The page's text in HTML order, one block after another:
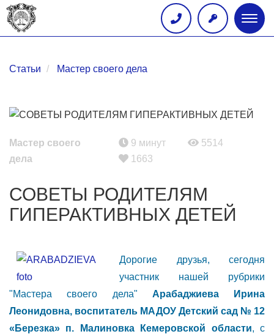
меню
Статьи Мастер своего дела
Мастер своего
дела
9 минут
5514
1663
СОВЕТЫ РОДИТЕЛЯМ
ГИПЕРАКТИВНЫХ ДЕТЕЙ
Дорогие друзья, сегодня
участник нашей рубрики
"Мастера своего дела" Арабаджиева Ирина
Леонидовна, воспитатель МАДОУ Детский сад № 12
«Березка» п. Малиновка Кемеровской области, с